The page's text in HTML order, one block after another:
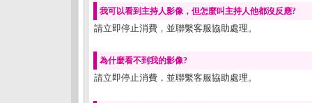
我可以看到主持人影像，但怎麼叫主持人他都沒反應?
請立即停止消費，並聯繫客服協助處理。
為什麼看不到我的影像?
請立即停止消費，並聯繫客服協助處理。